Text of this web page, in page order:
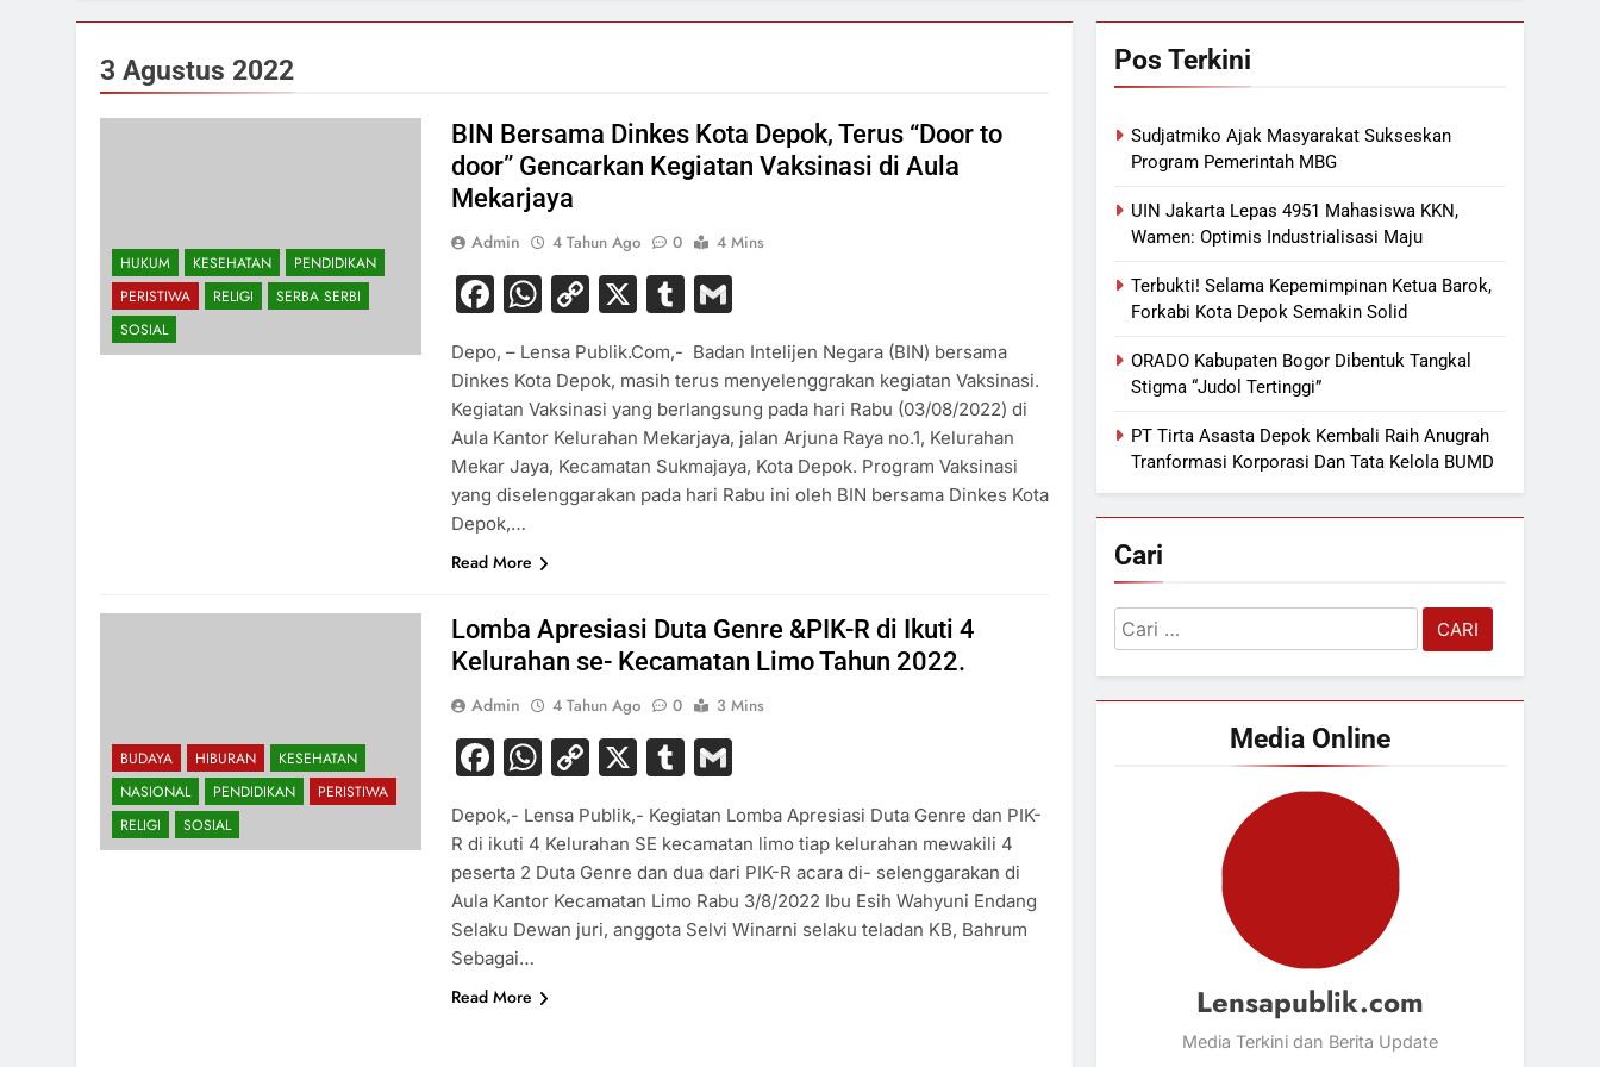
3 Agustus 2022
HUKUM KESEHATAN
PENDIDIKAN
PERISTIWA
RELIGI
SERBA SERBI
SOSIAL
BIN Bersama Dinkes Kota Depok, Terus “Door to
door” Gencarkan Kegiatan Vaksinasi di Aula
Mekarjaya
Admin 4 Tahun Ago 0 4 Mins
Facebook
WhatsApp
Copy
X Tumblr
Depo, – Lensa Publik.Com,- Badan Intelijen Negara (BIN) bersama
Dinkes Kota Depok, masih terus menyelenggrakan kegiatan Vaksinasi.
Kegiatan Vaksinasi yang berlangsung pada hari Rabu (03/08/2022) di
Aula Kantor Kelurahan Mekarjaya, jalan Arjuna Raya no.1, Kelurahan
Mekar Jaya, Kecamatan Sukmajaya, Kota Depok. Program Vaksinasi
yang diselenggarakan pada hari Rabu ini oleh BIN bersama Dinkes Kota
Depok,…
Read More
BUDAYA HIBURAN
KESEHATAN
NASIONAL
PENDIDIKAN
PERISTIWA
RELIGI
SOSIAL
Lomba Apresiasi Duta Genre &PIK-R di Ikuti 4
Kelurahan se- Kecamatan Limo Tahun 2022.
Admin 4 Tahun Ago 0 3 Mins
Facebook
WhatsApp
Copy
X Tumblr
Depok,- Lensa Publik,- Kegiatan Lomba Apresiasi Duta Genre dan PIK-
R di ikuti 4 Kelurahan SE kecamatan limo tiap kelurahan mewakili 4
peserta 2 Duta Genre dan dua dari PIK-R acara di- selenggarakan di
Aula Kantor Kecamatan Limo Rabu 3/8/2022 Ibu Esih Wahyuni Endang
Selaku Dewan juri, anggota Selvi Winarni selaku teladan KB, Bahrum
Sebagai…
Read More
Pos Terkini
Sudjatmiko Ajak Masyarakat Sukseskan
Program Pemerintah MBG
UIN Jakarta Lepas 4951 Mahasiswa KKN,
Wamen: Optimis Industrialisasi Maju
Terbukti! Selama Kepemimpinan Ketua Barok,
Forkabi Kota Depok Semakin Solid
ORADO Kabupaten Bogor Dibentuk Tangkal
Stigma “Judol Tertinggi”
PT Tirta Asasta Depok Kembali Raih Anugrah
Tranformasi Korporasi Dan Tata Kelola BUMD
Cari
Cari
untuk:
Media Online
Lensapublik.com
Media Terkini dan Berita Update